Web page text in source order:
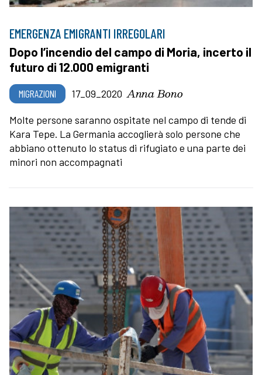
EMERGENZA EMIGRANTI IRREGOLARI
Dopo l’incendio del campo di Moria, incerto il
futuro di 12.000 emigranti
MIGRAZIONI 17_09_2020 Anna Bono
Molte persone saranno ospitate nel campo di tende di
Kara Tepe. La Germania accoglierà solo persone che
abbiano ottenuto lo status di rifugiato e una parte dei
minori non accompagnati